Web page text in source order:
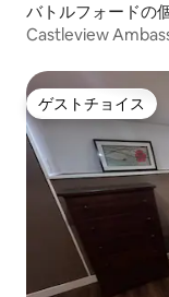
バトルフォードの
Castleview
ゲストチョイス
ゲストチョイス